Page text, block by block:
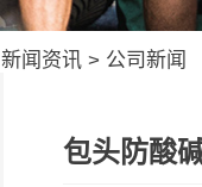
新闻资讯 > 公司新闻
包头防酸